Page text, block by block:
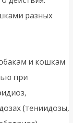
разных
и кошкам
при
(тениидозы,